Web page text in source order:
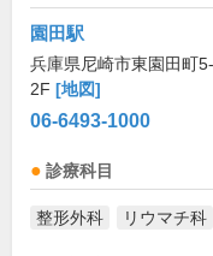
園田駅
兵庫県尼崎市東園田町
2F [地図]
06-6493-1000
診療科目
整形外科 リウマチ科